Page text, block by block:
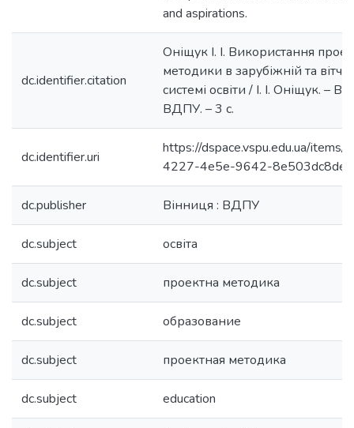
and aspirations.
dc.identifier.citation
Оніщук І. І. Використання
методики в зарубіжній та
системі освіти / І. І. Оніщук. –
ВДПУ. – 3 с.
dc.identifier.uri
https://dspace.vspu.edu.ua/items/
4227-4e5e-9642-
dc.publisher Вінниця : ВДПУ
dc.subject освіта
dc.subject проектна методика
dc.subject образование
dc.subject проектная методика
dc.subject education